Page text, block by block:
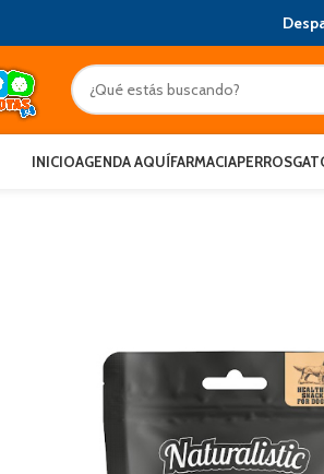
INICIOAGENDA AQUÍFARMACIAPERROS